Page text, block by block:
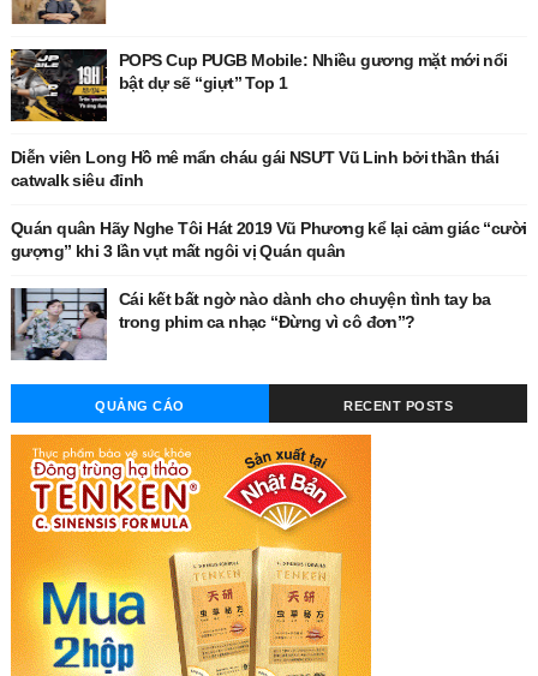
POPS Cup PUGB Mobile: Nhiều gương mặt mới nổi
bật dự sẽ “giựt” Top 1
Diễn viên Long Hồ mê mẩn cháu gái NSƯT Vũ Linh bởi thần thái
catwalk siêu đỉnh
Quán quân Hãy Nghe Tôi Hát 2019 Vũ Phương kể lại cảm giác “cười
gượng” khi 3 lần vụt mất ngôi vị Quán quân
Cái kết bất ngờ nào dành cho chuyện tình tay ba
trong phim ca nhạc “Đừng vì cô đơn”?
QUẢNG CÁO RECENT POSTS